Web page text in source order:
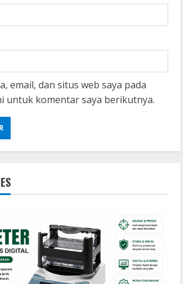
email, dan situs web saya pada
untuk komentar saya berikutnya.